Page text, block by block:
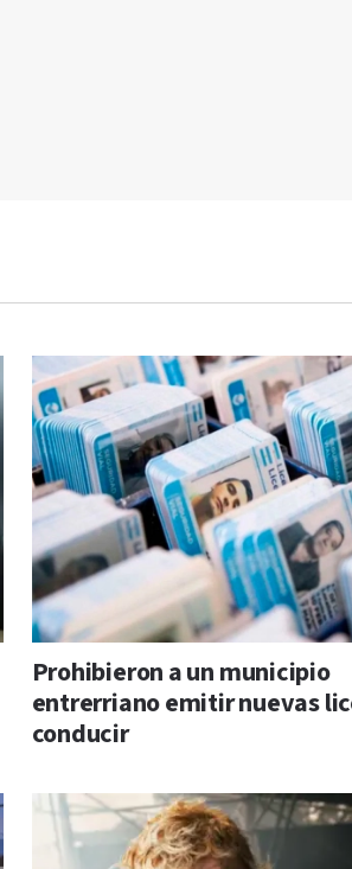
Prohibieron a un municipio
entrerriano emitir nuevas
conducir